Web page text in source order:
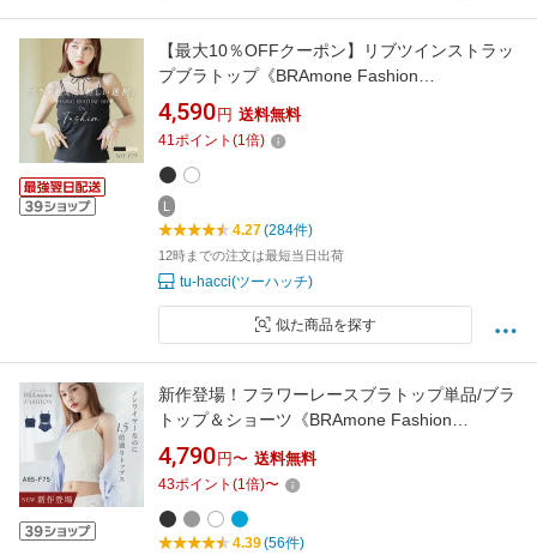
【最大10％OFFクーポン】リブツインストラッ
プブラトップ《BRAmone Fashion
Glamorous》カップ付きインナー ノンワイヤー
丸胸 谷間 盛れる ファッション ファッショナブ
ル【tu-hacci】
4,590 円 送料無料
41ポイント (1倍)
L
4.27(284件)
12時までの注文は最短当日出荷
tu-hacci(ツーハッチ)
似た商品を探す
新作登場！フラワーレースブラトップ単品/ブラ
トップ＆ショーツ《BRAmone Fashion
Glamorous》盛れる カップ付き キャミソール
ブラトップ クロップド丈 胸元カバー レース リ
ンパゆったり インナー レディース【tu-hacci】
4,790 円〜 送料無料
43ポイント (1倍)〜
4.39(56件)